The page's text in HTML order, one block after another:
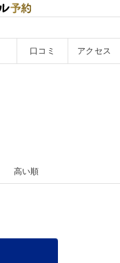
口コミ アクセス
高い順